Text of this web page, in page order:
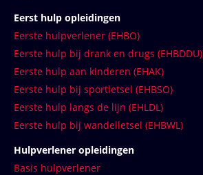
Eerst hulp opleidingen
Eerste hulpverlener (EHBO)
Eerste hulp bij drank en drugs (EHBDDU)
Eerste hulp aan kinderen (EHAK)
Eerste hulp bij sportletsel (EHBSO)
Eerste hulp langs de lijn (EHLDL)
Eerste hulp bij wandelletsel (EHBWL)
Hulpverlener opleidingen
Basis hulpverlener